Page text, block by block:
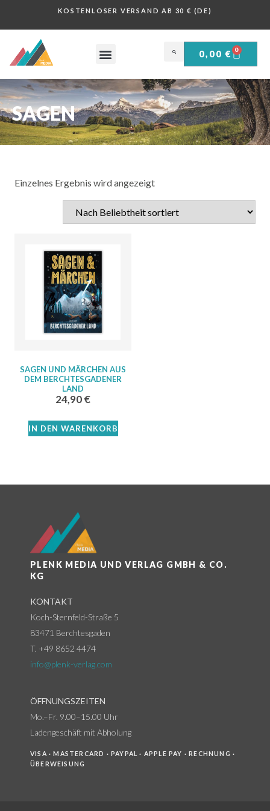
KOSTENLOSER VERSAND AB 30 € (DE)
0,00 € 0
SAGEN
Einzelnes Ergebnis wird angezeigt
SAGEN UND MÄRCHEN AUS
DEM BERCHTESGADENER
LAND
24,90€
IN DEN WARENKORB
PLENK MEDIA UND VERLAG GMBH & CO.
KG
KONTAKT
Koch-Sternfeld-Straße 5
83471 Berchtesgaden
T. +49 8652 4474
info@plenk-verlag.com
ÖFFNUNGSZEITEN
Mo.–Fr. 9.00–15.00 Uhr
Ladengeschäft mit Abholung
VISA · MASTERCARD · PAYPAL · APPLE PAY · RECHNUNG ·
ÜBERWEISUNG